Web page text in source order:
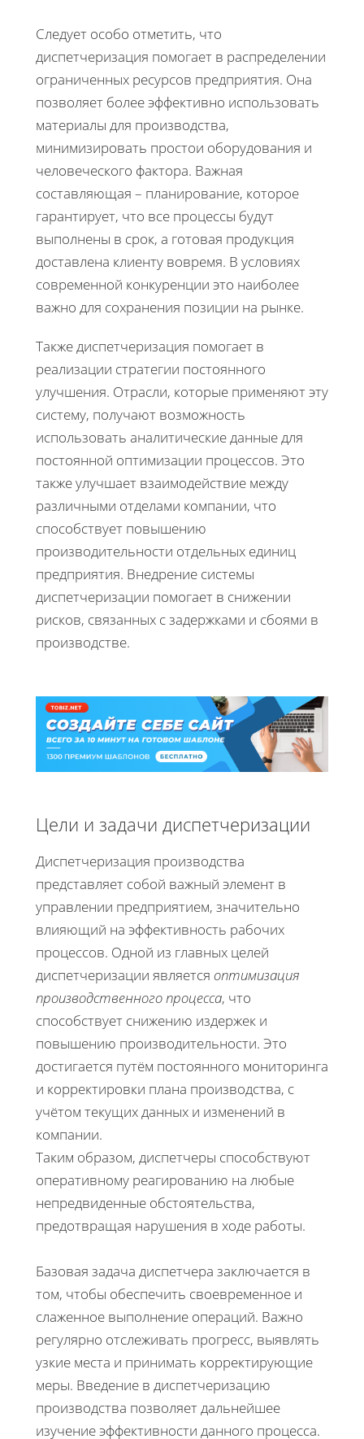
Следует особо отметить, что
диспетчеризация помогает в распределении
ограниченных ресурсов предприятия. Она
позволяет более эффективно использовать
материалы для производства,
минимизировать простои оборудования и
человеческого фактора. Важная
составляющая – планирование, которое
гарантирует, что все процессы будут
выполнены в срок, а готовая продукция
доставлена клиенту вовремя. В условиях
современной конкуренции это наиболее
важно для сохранения позиции на рынке.
Также диспетчеризация помогает в
реализации стратегии постоянного
улучшения. Отрасли, которые применяют эту
систему, получают возможность
использовать аналитические данные для
постоянной оптимизации процессов. Это
также улучшает взаимодействие между
различными отделами компании, что
способствует повышению
производительности отдельных единиц
предприятия. Внедрение системы
диспетчеризации помогает в снижении
рисков, связанных с задержками и сбоями в
производстве.
Цели и задачи диспетчеризации
Диспетчеризация производства
представляет собой важный элемент в
управлении предприятием, значительно
влияющий на эффективность рабочих
процессов. Одной из главных целей
диспетчеризации является оптимизация
производственного процесса, что
способствует снижению издержек и
повышению производительности. Это
достигается путём постоянного мониторинга
и корректировки плана производства, с
учётом текущих данных и изменений в
компании.
Таким образом, диспетчеры способствуют
оперативному реагированию на любые
непредвиденные обстоятельства,
предотвращая нарушения в ходе работы.
Базовая задача диспетчера заключается в
том, чтобы обеспечить своевременное и
слаженное выполнение операций. Важно
регулярно отслеживать прогресс, выявлять
узкие места и принимать корректирующие
меры. Введение в диспетчеризацию
производства позволяет дальнейшее
изучение эффективности данного процесса.